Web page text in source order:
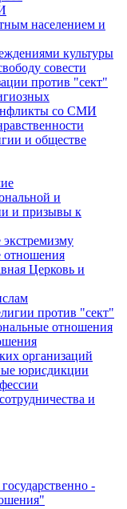
населением и
культуры
совести
против "сект"
со СМИ
и обществе
и
и призывы к
отношения
Церковь и
против "сект"
отношения
организаций
юрисдикции
и
-